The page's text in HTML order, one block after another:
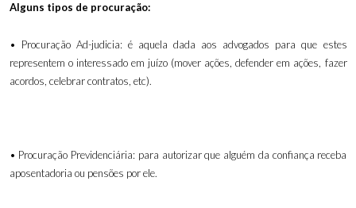
Alguns tipos de procuração:
• Procuração Ad-judicia: é aquela dada aos advogados para que estes
representem o interessado em juízo (mover ações, defender em ações, fazer
acordos, celebrar contratos, etc).
• Procuração Previdenciária: para autorizar que alguém da confiança receba
aposentadoria ou pensões por ele.